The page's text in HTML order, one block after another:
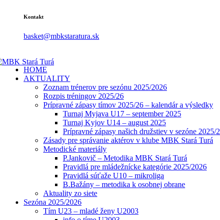
Kontakt
basket@mbkstaratura.sk
HOME
AKTUALITY
Zoznam trénerov pre sezónu 2025/2026
Rozpis tréningov 2025/26
Prípravné zápasy tímov 2025/26 – kalendár a výsledky
Turnaj Myjava U17 – september 2025
Turnaj Kyjov U14 – august 2025
Prípravné zápasy našich družstiev v sezóne 2025/
Zásady pre správanie aktérov v klube MBK Stará Turá
Metodické materiály
P.Jankovič – Metodika MBK Stará Turá
Pravidlá pre mládežnícke kategórie 2025/2026
Pravidlá súťaže U10 – mikroliga
B.Bažány – metodika k osobnej obrane
Aktuality zo siete
Sezóna 2025/2026
Tím U23 – mladé ženy U2003